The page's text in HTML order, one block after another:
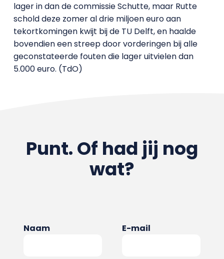
lager in dan de commissie Schutte, maar Rutte
schold deze zomer al drie miljoen euro aan
tekortkomingen kwijt bij de TU Delft, en haalde
bovendien een streep door vorderingen bij alle
geconstateerde fouten die lager uitvielen dan
5.000 euro. (TdO)
Punt. Of had jij nog
wat?
Naam E-mail